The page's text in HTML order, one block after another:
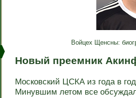
Войцех Щенсны:
Новый преемник
Московский ЦСКА из года в
Минувшим летом все